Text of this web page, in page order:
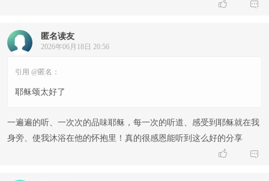
 
匿名读友
2026年06月18日 20:56
引用 @匿名：
耶稣颂太好了
一遍遍的听、一次次的品味耶稣，每一次的听道、感受到耶稣就在我
身旁、使我沐浴在他的怀抱里！真的很感恩能听到这么好的分享
 